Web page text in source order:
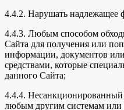
4.4.2. Нарушать надлежащее
4.4.3. Любым способом
Сайта для получения или
информации, документов
средствами, которые
данного Сайта;
4.4.4.
любым другим системам или